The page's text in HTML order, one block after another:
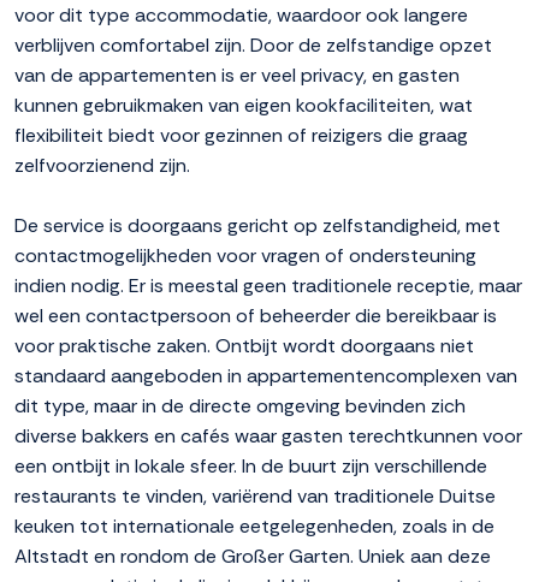
voor dit type accommodatie, waardoor ook langere
verblijven comfortabel zijn. Door de zelfstandige opzet
van de appartementen is er veel privacy, en gasten
kunnen gebruikmaken van eigen kookfaciliteiten, wat
flexibiliteit biedt voor gezinnen of reizigers die graag
zelfvoorzienend zijn.
De service is doorgaans gericht op zelfstandigheid, met
contactmogelijkheden voor vragen of ondersteuning
indien nodig. Er is meestal geen traditionele receptie, maar
wel een contactpersoon of beheerder die bereikbaar is
voor praktische zaken. Ontbijt wordt doorgaans niet
standaard aangeboden in appartementencomplexen van
dit type, maar in de directe omgeving bevinden zich
diverse bakkers en cafés waar gasten terechtkunnen voor
een ontbijt in lokale sfeer. In de buurt zijn verschillende
restaurants te vinden, variërend van traditionele Duitse
keuken tot internationale eetgelegenheden, zoals in de
Altstadt en rondom de Großer Garten. Uniek aan deze